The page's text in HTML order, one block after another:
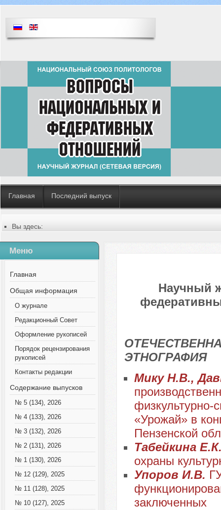
Главная Последний выпуск
Вы здесь:
Содержание выпусков
№ 2 (119), 2025
Меню
Главная
Общая информация
О журнале
Редакционный Совет
Оформление рукописей
Порядок рецензирования
рукописей
Контакты редакции
Содержание выпусков
№ 5 (134), 2026
№ 4 (133), 2026
№ 3 (132), 2026
№ 2 (131), 2026
№ 1 (130), 2026
№ 12 (129), 2025
№ 11 (128), 2025
№ 10 (127), 2025
Научный
ЭТНОГРАФИЯ
Мику Н.В.,
физкультурно-
«Урожай» в
Пензенской
Табейкина
охраны
Упоров И.В.
заключенных